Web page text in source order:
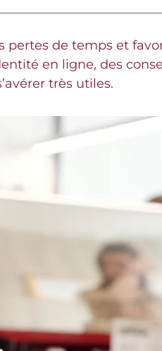
pertes de temps et
en ligne, des
très utiles.